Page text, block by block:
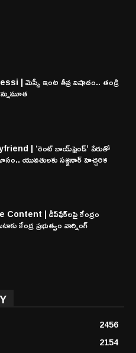
| మెస్సీ ఇంట తీవ్ర విషాదం.. తండ్రి
| ‘రెంట్ బాయ్‌ఫ్రెండ్’ పేరుతో
యువతులకు సజ్జనార్ హెచ్చరిక
Content | డీప్‌ఫేక్‌లపై కేంద్రం
కేంద్ర ప్రభుత్వం వార్నింగ్
2456
2154